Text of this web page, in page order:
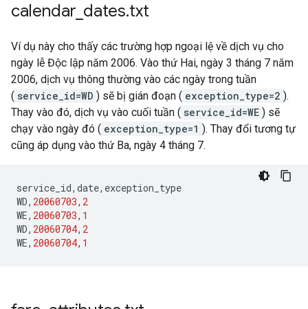
calendar dates.txt
Ví dụ này cho thấy các trường hợp ngoại lệ về dịch vụ cho
ngày lễ Độc lập năm 2006. Vào thứ Hai, ngày 3 tháng 7 năm
2006, dịch vụ thông thường vào các ngày trong tuần
( service_id=WD ) sẽ bị gián đoạn ( exception_type=2 ).
Thay vào đó, dịch vụ vào cuối tuần ( service_id=WE ) sẽ
chạy vào ngày đó ( exception_type=1 ). Thay đổi tương tự
cũng áp dụng vào thứ Ba, ngày 4 tháng 7.
service_id, date, exception_type
WD, 20060703, 2
WE, 20060703, 1
WD, 20060704, 2
WE, 20060704, 1